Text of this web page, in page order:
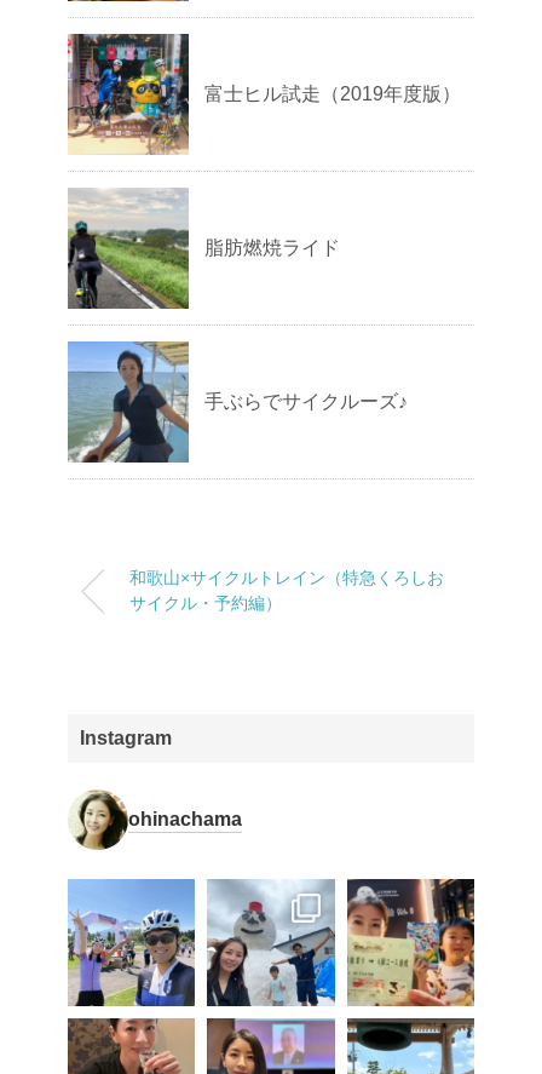
富士ヒル試走（2019年度版）
脂肪燃焼ライド
手ぶらでサイクルーズ♪
和歌山×サイクルトレイン（特急くろしお
サイクル・予約編）
Instagram
ohinachama